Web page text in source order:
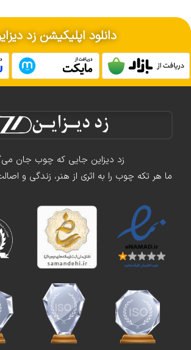
دانلود اپلیکیشن زد
زد دیزاین جایی که چوب جان
ما هر تکه چوب را به اثری از هنر، زندگی و